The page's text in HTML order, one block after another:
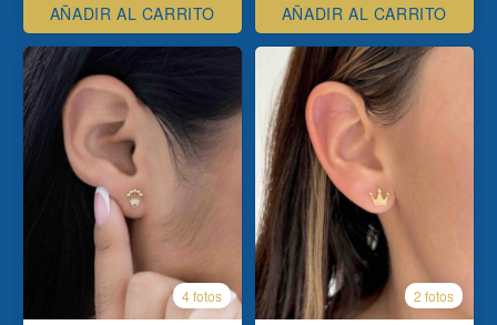
AÑADIR AL CARRITO AÑADIR AL CARRITO
4 fotos 2 fotos